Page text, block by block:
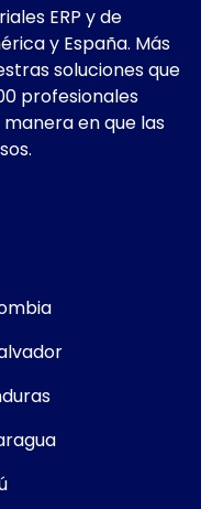
ERP y de
y España. Más
soluciones que
profesionales
en que las